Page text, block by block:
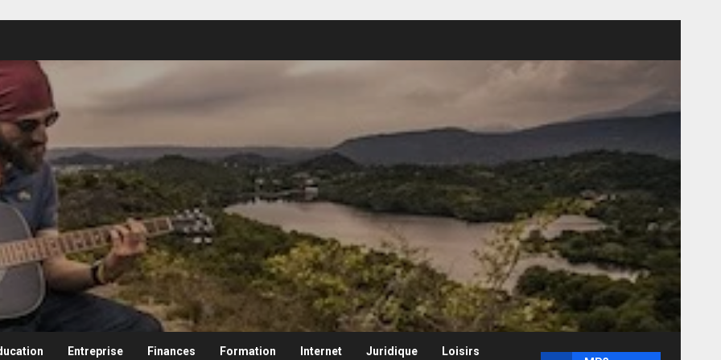
Entreprise Finances Formation Internet Juridique Loisirs